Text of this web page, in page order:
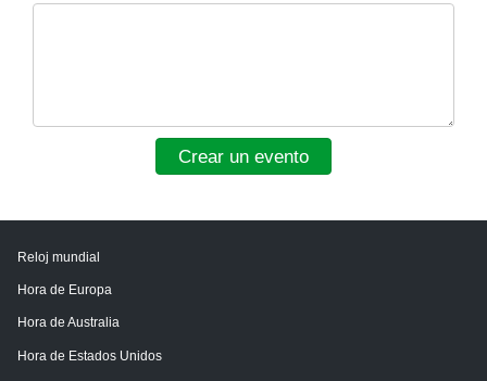
Crear un evento
Reloj mundial
Hora de Europa
Hora de Australia
Hora de Estados Unidos